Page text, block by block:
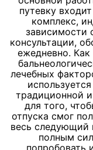
путевку
комплекс,
зависимости
консультации,
ежедневно.
лечебных
традиционной
для того,
отпуска смог
весь следующий
полным